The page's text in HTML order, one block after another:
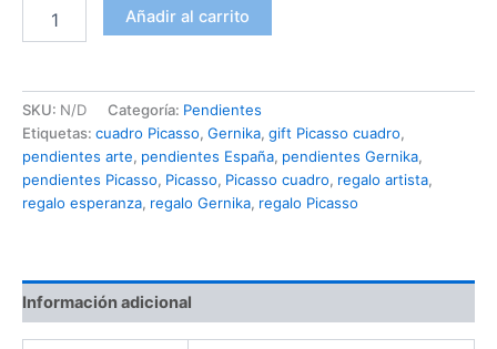
Gernika
cantidad
Añadir al carrito
SKU: N/D Categoría: Pendientes
Etiquetas: cuadro Picasso, Gernika, gift Picasso cuadro,
pendientes arte, pendientes España, pendientes Gernika,
pendientes Picasso, Picasso, Picasso cuadro, regalo artista,
regalo esperanza, regalo Gernika, regalo Picasso
Información adicional